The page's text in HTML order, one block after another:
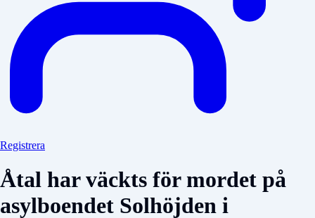
Registrera
Åtal har väckts för mordet på
asylboendet Solhöjden i